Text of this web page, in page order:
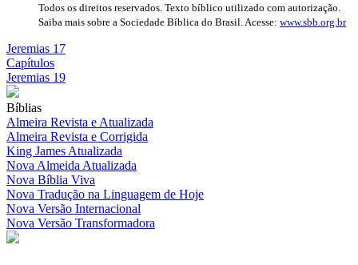
Todos os direitos reservados. Texto bíblico utilizado com autorização.
Saiba mais sobre a Sociedade Bíblica do Brasil. Acesse: www.sbb.org.br
Jeremias 17
Capítulos
Jeremias 19
Bíblias
Almeira Revista e Atualizada
Almeira Revista e Corrigida
King James Atualizada
Nova Almeida Atualizada
Nova Bíblia Viva
Nova Tradução na Linguagem de Hoje
Nova Versão Internacional
Nova Versão Transformadora